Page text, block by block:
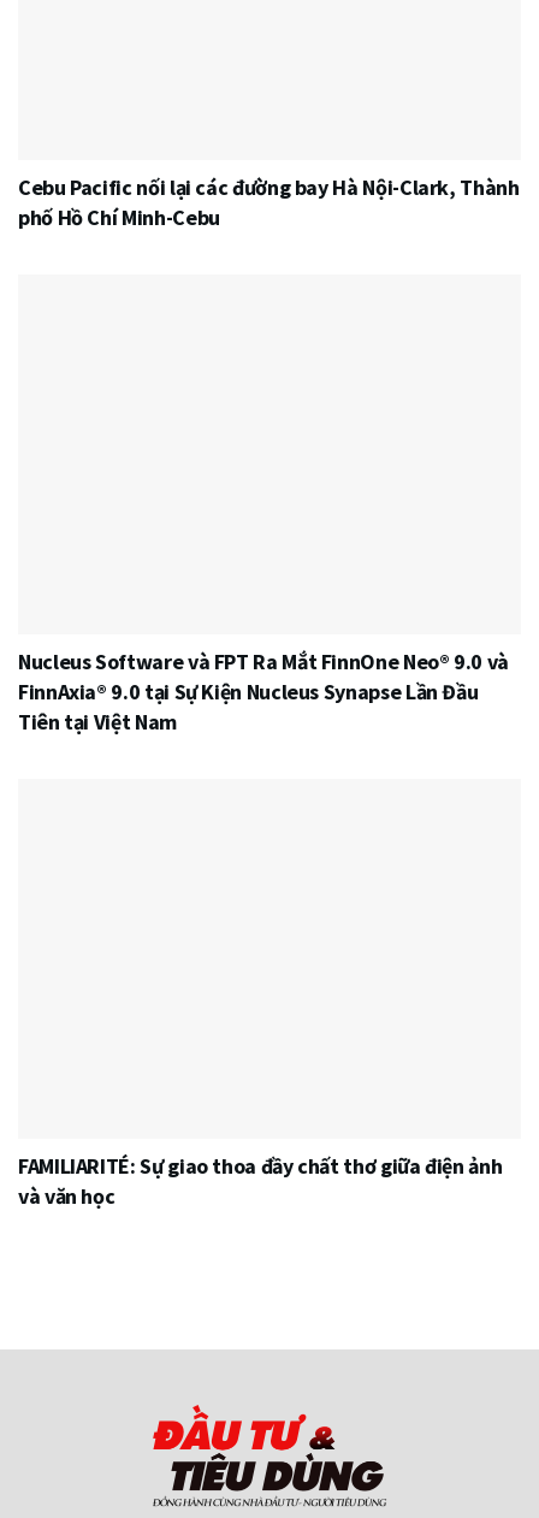
Cebu Pacific nối lại các đường bay Hà Nội-Clark, Thành
phố Hồ Chí Minh-Cebu
Nucleus Software và FPT Ra Mắt FinnOne Neo® 9.0 và
FinnAxia® 9.0 tại Sự Kiện Nucleus Synapse Lần Đầu
Tiên tại Việt Nam
FAMILIARITÉ: Sự giao thoa đầy chất thơ giữa điện ảnh
và văn học